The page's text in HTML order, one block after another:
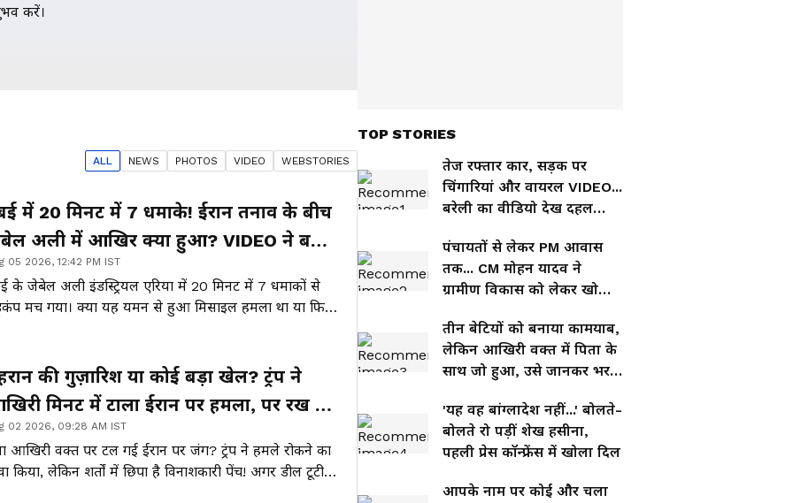
करें।
ALL NEWS PHOTOS VIDEO WEBSTORIES
में 20 मिनट में 7 धमाके! ईरान तनाव के बीच
अली में आखिर क्या हुआ? VIDEO ने बढ़ाई
05 2026, 12:42 PM IST
के जेबेल अली इंडस्ट्रियल एरिया में 20 मिनट में 7 धमाकों से
मच गया। क्या यह यमन से हुआ मिसाइल हमला था या फिर
की गुज़ारिश या कोई बड़ा खेल? ट्रंप ने
मिनट में टाला ईरान पर हमला, पर रख दी
शर्त!
02 2026, 09:28 AM IST
आखिरी वक्त पर टल गई ईरान पर जंग? ट्रंप ने हमले रोकने का
किया, लेकिन शर्तों में छिपा है विनाशकारी पेंच! अगर डील टूटी
TOP STORIES
तेज रफ्तार कार, सड़क पर
चिंगारियां और वायरल VIDEO...
बरेली का वीडियो देख दहल
पंचायतों से लेकर PM आवास
तक... CM मोहन यादव ने
ग्रामीण विकास को लेकर खोला
तीन बेटियों को बनाया कामयाब,
लेकिन आखिरी वक्त में पिता के
साथ जो हुआ, उसे जानकर भर
'यह वह बांग्लादेश नहीं...' बोलते-
बोलते रो पड़ीं शेख हसीना,
पहली प्रेस कॉन्फ्रेंस में खोला दिल
आपके नाम पर कोई और चला